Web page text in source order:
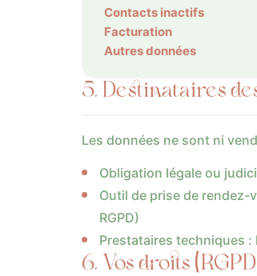
Contacts inactifs
Facturation
Autres données
5. Destinataires
Les données ne sont ni
Obligation légale ou
Outil de prise de rendez-
RGPD)
Prestataires techniques :
6. Vos droits